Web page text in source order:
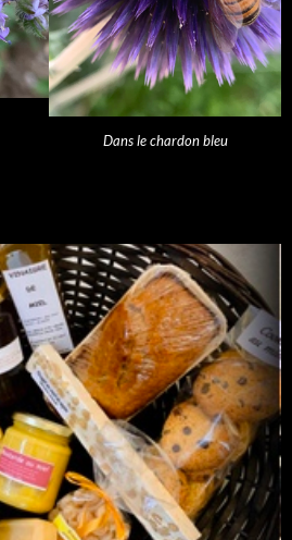
Dans le chardon bleu